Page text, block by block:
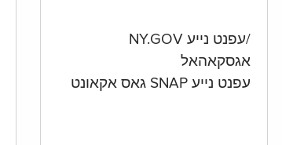
/עפנט נייע NY.GOV
אגסקאהאל
עפנט נייע SNAP גאס אקאונט